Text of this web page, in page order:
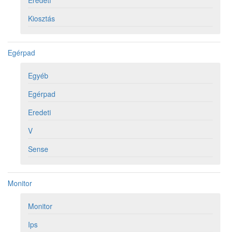
Kiosztás
Egérpad
Egyéb
Egérpad
Eredeti
V
Sense
Monitor
Monitor
Ips